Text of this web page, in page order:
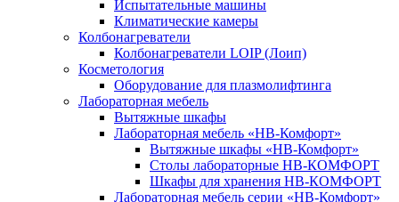
Испытательные машины
Климатические камеры
Колбонагреватели
Колбонагреватели LOIP (Лоип)
Косметология
Оборудование для плазмолифтинга
Лабораторная мебель
Вытяжные шкафы
Лабораторная мебель «НВ-Комфорт»
Вытяжные шкафы «НВ-Комфорт»
Столы лабораторные НВ-КОМФОРТ
Шкафы для хранения НВ-КОМФОРТ
Лабораторная мебель серии «НВ-Комфорт»